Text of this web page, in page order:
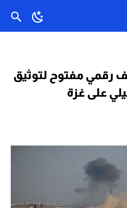
رقمي مفتوح لتوثيق
على غزة